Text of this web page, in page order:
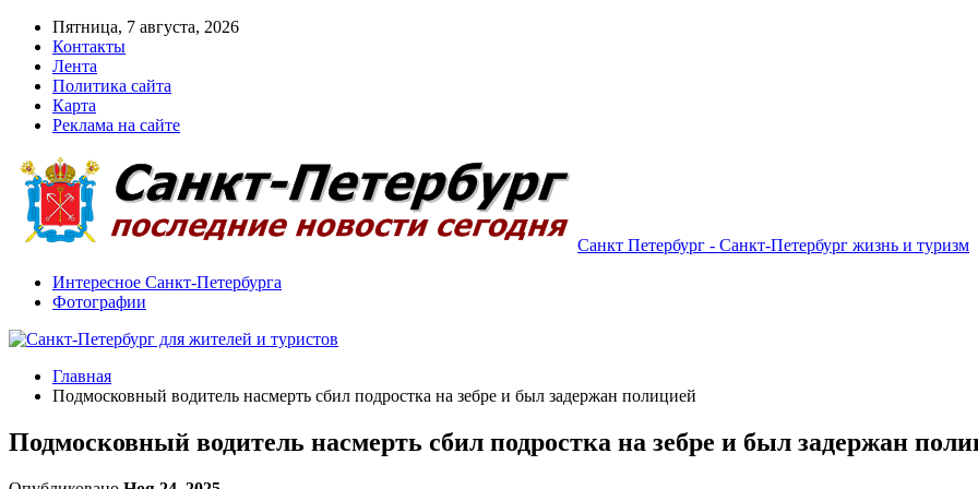
Пятница, 7 августа, 2026
Контакты
Лента
Политика сайта
Карта
Реклама на сайте
Санкт Петербург - Санкт-Петербург жизнь и туризм
Интересное Санкт-Петербурга
Фотографии
Главная
Подмосковный водитель насмерть сбил подростка на зебре и был задержан полицией
Подмосковный водитель насмерть сбил подростка на зебре и был задержан